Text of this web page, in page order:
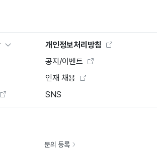
개인정보처리방침
공지/이벤트
인재 채용
SNS
문의 등록